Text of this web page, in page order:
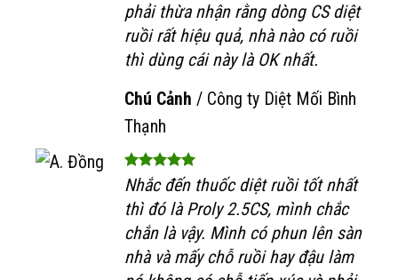
phải thừa nhận rằng dòng CS diệt
ruồi rất hiệu quả, nhà nào có ruồi
thì dùng cái này là OK nhất.
Chú Cảnh / Công ty Diệt Mối Bình
Thạnh
Nhắc đến thuốc diệt ruồi tốt nhất
thì đó là Proly 2.5CS, mình chắc
chắn là vậy. Mình có phun lên sàn
nhà và mấy chỗ ruồi hay đậu làm